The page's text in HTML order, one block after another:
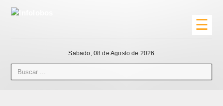
☰
Sabado, 08 de Agosto de 2026